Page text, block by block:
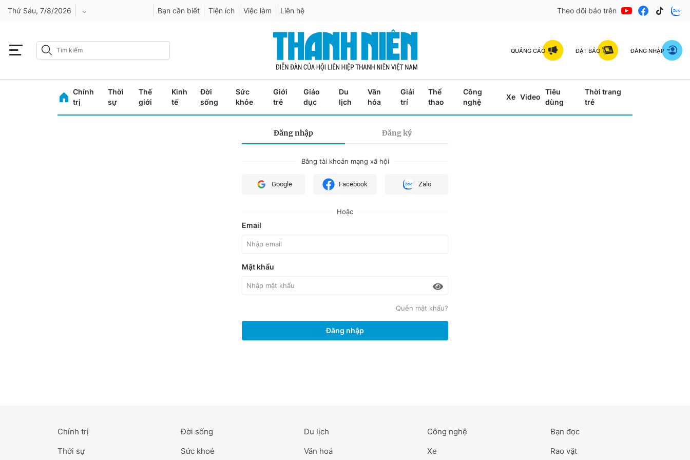
Thứ Sáu, 7/8/2026
Bình Phước
Đắk Lắk
Bạn cần biết Tiện ích Việc làm Liên hệ Theo dõi báo trên
QUẢNG CÁO ĐẶT BÁO ĐĂNG NHẬP
Chính
trị
Thời
sự
Thế
giới
Kinh
tế
Đời
sống
Sức
khỏe
Giới
trẻ
Giáo
dục
Du
lịch
Văn
hóa
Giải
trí
Thể
thao
Công
nghệ
Xe Video
Tiêu
dùng
Thời trang
trẻ
Đăng nhập Đăng ký
Bằng tài khoản mạng xã hội
Google Facebook Zalo
Hoặc
Email
Mật khẩu
Quên mật khẩu?
Đăng nhập
Chính trị
Thời sự
Đời sống
Sức khoẻ
Du lịch
Văn hoá
Công nghệ
Xe
Bạn đọc
Rao vặt